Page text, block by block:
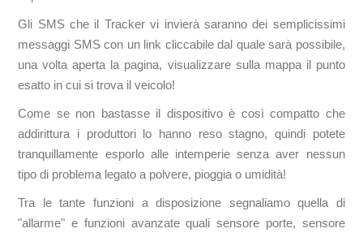
Gli SMS che il Tracker vi invierà saranno dei semplicissimi
messaggi SMS con un link cliccabile dal quale sarà possibile,
una volta aperta la pagina, visualizzare sulla mappa il punto
esatto in cui si trova il veicolo!
Come se non bastasse il dispositivo è così compatto che
addirittura i produttori lo hanno reso stagno, quindi potete
tranquillamente esporlo alle intemperie senza aver nessun
tipo di problema legato a polvere, pioggia o umidità!
Tra le tante funzioni a disposizione segnaliamo quella di
"allarme" e funzioni avanzate quali sensore porte, sensore